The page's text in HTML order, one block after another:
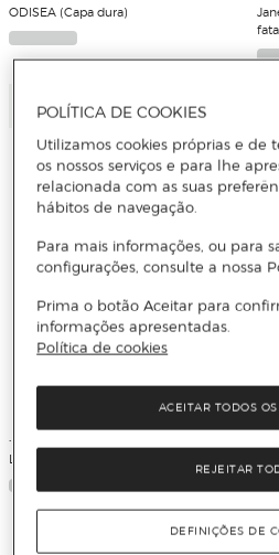
ODISEA (Capa dura)
Adicionar
. MAITENA
Las mujeres de mi vida (Capa dura)
POLÍTICA DE COOKIES
Utilizamos cookies próprias e de
os nossos serviços e para lhe
relacionada com as suas
hábitos de navegação.
Para mais informações, ou para
configurações, consulte a nossa
Prima o botão Aceitar para
informações apresentadas.
Política de cookies
REJEITAR
ACEITAR TODOS
DEFINIÇÕES DE